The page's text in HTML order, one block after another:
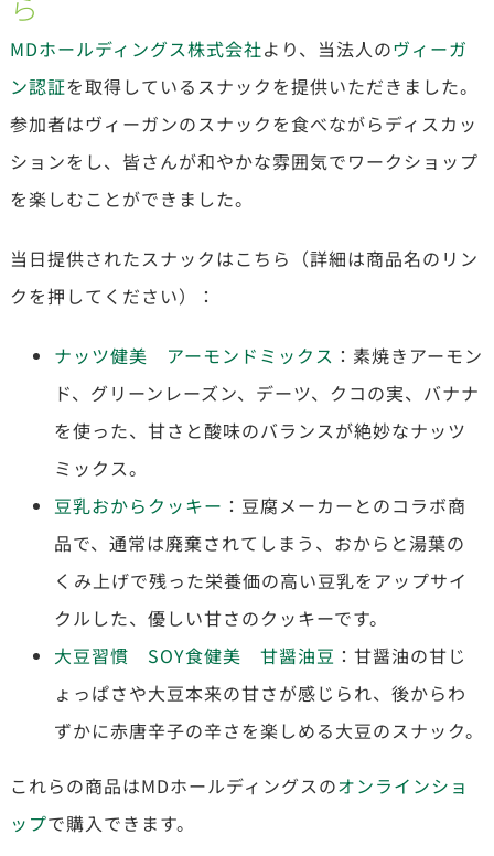
MDホールディングス株式会社より、当法人のヴィーガ
ン認証を取得しているスナックを提供いただきました。
参加者はヴィーガンのスナックを食べながらディスカッ
ションをし、皆さんが和やかな雰囲気でワークショップ
を楽しむことができました。
当日提供されたスナックはこちら（詳細は商品名のリン
クを押してください）：
ナッツ健美 アーモンドミックス ： 素焼きアーモン
ド、グリーンレーズン、デーツ、クコの実、バナナ
を使った、甘さと酸味のバランスが絶妙なナッツ
ミックス。
豆乳おからクッキー ： 豆腐メーカーとのコラボ商
品で、通常は廃棄されてしまう、おからと湯葉の
くみ上げで残った栄養価の高い豆乳をアップサイ
クルした、優しい甘さのクッキーです。
大豆習慣 SOY食健美 甘醤油豆 ： 甘醤油の甘じ
ょっぱさや大豆本来の甘さが感じられ、後からわ
ずかに赤唐辛子の辛さを楽しめる大豆のスナック。
これらの商品はMDホールディングスのオンラインショ
ップで購入できます。